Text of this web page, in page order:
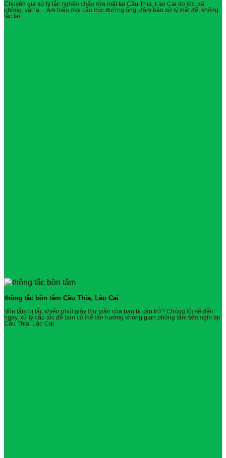
Chuyên gia xử lý tắc nghẽn chậu rửa mặt tại Cầu Thia, Lào Cai do tóc, xà
phòng, vật lạ… Am hiểu mọi cấu trúc đường ống, đảm bảo xử lý triệt để, không
tắc lại.
thông tắc bồn tắm Cầu Thia, Lào Cai
Bồn tắm bị tắc khiến phút giây thư giãn của bạn bị cản trở? Chúng tôi sẽ đến
ngay, xử lý cấp tốc để bạn có thể tận hưởng không gian phòng tắm tiện nghi tại
Cầu Thia, Lào Cai